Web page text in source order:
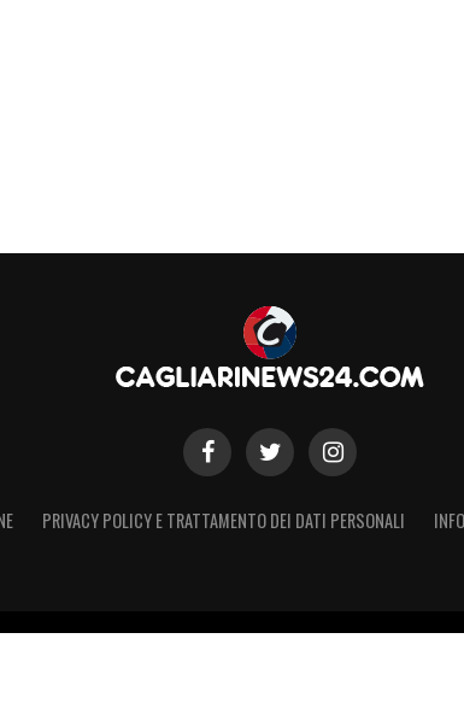
PRIVACY POLICY E TRATTAMENTO DEI DATI PERSONALI